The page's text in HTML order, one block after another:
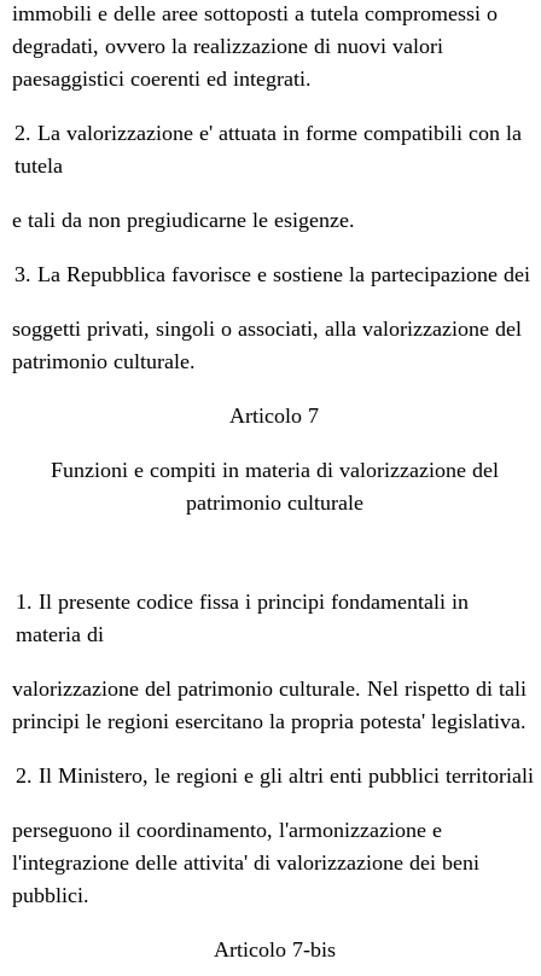
immobili e delle aree sottoposti a tutela compromessi o
degradati, ovvero la realizzazione di nuovi valori
paesaggistici coerenti ed integrati.
2. La valorizzazione e' attuata in forme compatibili con la
tutela
e tali da non pregiudicarne le esigenze.
3. La Repubblica favorisce e sostiene la partecipazione dei
soggetti privati, singoli o associati, alla valorizzazione del
patrimonio culturale.
Articolo 7
Funzioni e compiti in materia di valorizzazione del
patrimonio culturale
1. Il presente codice fissa i principi fondamentali in
materia di
valorizzazione del patrimonio culturale. Nel rispetto di tali
principi le regioni esercitano la propria potesta' legislativa.
2. Il Ministero, le regioni e gli altri enti pubblici territoriali
perseguono il coordinamento, l'armonizzazione e
l'integrazione delle attivita' di valorizzazione dei beni
pubblici.
Articolo 7-bis